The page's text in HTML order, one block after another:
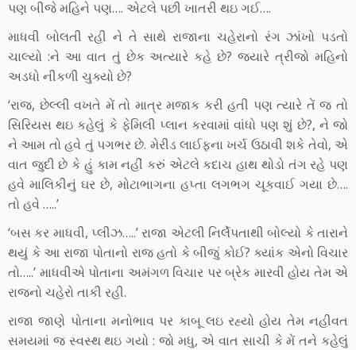
પણ બીજે મહિને પણ…. એટલે પછી ખાતરી થઇ ગઈ….
માધવી બોલતી રહી ને તે સાથે રાજાના ચહેરાનો રંગ ઝાંખો પડતો
ચાલ્યો :ને આ વાત તું છેક અત્યારે કહે છે? જયારે ત્રીજો મહિનો
અડધો નીકળી ચુક્યો છે?
‘રાજ, છેલ્લી વખતે મેં તો માત્ર મજાક કરી હતી પણ ત્યારે તેં જ તો
સિરિયસ થઇ કહેલું કે ફેમિલી પ્લાન કરવામાં વાંધો પણ શું છે?, ને જો
ને આમ તો હવે તું પગભર છે. મેરીડ લાઈફના ખર્ચ ઉઠાવી શકે તેવો, એ
વાત જુદી છે કે હું કામ નહીં કરું એટલે કદાચ હાથ થોડો તંગ રહે પણ
હવે માલિકીનું ઘર છે, મોટાભાગના હપ્તા લગભગ ચૂકવાઈ ગયા છે….
તો હવે …..’
‘બસ કર માધવી, પ્લીઝ…..’ રાજા એટલી નિર્લેપતાથી બોલ્યો કે તારાને
થયું કે આ રાજા પોતાનો રાજ હતો કે બીજું કોઈ? ક્યાંક એનો વિચાર
તો…..’ માધવીએ પોતાના અમંગળ વિચાર પર બ્રેક મારવી હોય તેમ એ
રાજનો ચહેરો તાકી રહી.
રાજા જાણે પોતાના મનોભાવ પર કાબૂ લઇ રહ્યો હોય તેમ નહીવત
સમયમાં જ સ્વસ્થ થઇ ગયો : જો મધુ, એ વાત સાચી કે મેં તને કહેલું